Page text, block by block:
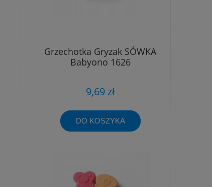
Grzechotka Gryzak SÓWKA
Babyono 1626
9,69 zł
DO KOSZYKA